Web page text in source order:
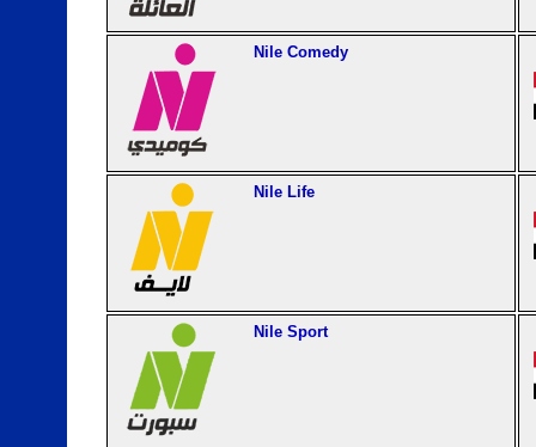
Nile Comedy
Nile Life
Nile Sport